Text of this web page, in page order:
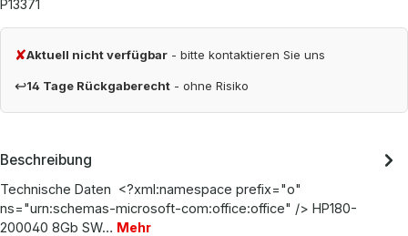
P13371
✘Aktuell nicht verfügbar - bitte kontaktieren Sie uns
↩14 Tage Rückgaberecht - ohne Risiko
Beschreibung
Technische Daten <?xml:namespace prefix="o"
ns="urn:schemas-microsoft-com:office:office" /> HP180-
200040 8Gb SW… Mehr